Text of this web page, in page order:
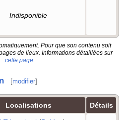
Indisponible
Pour que son contenu soit
de lieux. Informations détaillées sur
cette page
[modifier]
Localisations Détails